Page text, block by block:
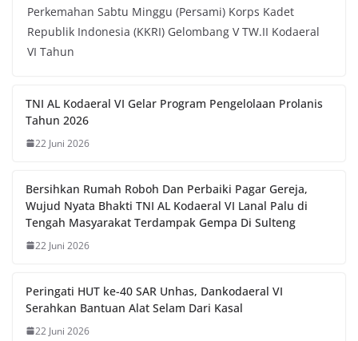
Perkemahan Sabtu Minggu (Persami) Korps Kadet
Republik Indonesia (KKRI) Gelombang V TW.II Kodaeral
VI Tahun
TNI AL Kodaeral VI Gelar Program Pengelolaan Prolanis
Tahun 2026
22 Juni 2026
Bersihkan Rumah Roboh Dan Perbaiki Pagar Gereja,
Wujud Nyata Bhakti TNI AL Kodaeral VI Lanal Palu di
Tengah Masyarakat Terdampak Gempa Di Sulteng
22 Juni 2026
Peringati HUT ke-40 SAR Unhas, Dankodaeral VI
Serahkan Bantuan Alat Selam Dari Kasal
22 Juni 2026